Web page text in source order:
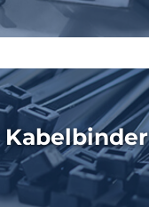
Kabelbinder